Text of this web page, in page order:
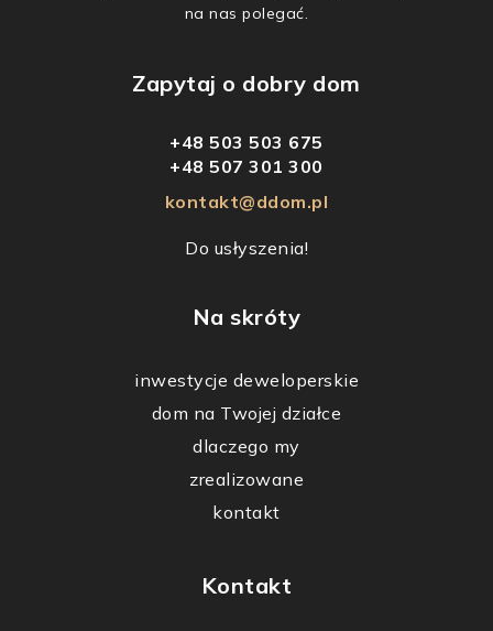
na nas polegać.
Zapytaj o dobry dom
+48 503 503 675
+48 507 301 300
kontakt@ddom.pl
Do usłyszenia!
Na skróty
inwestycje deweloperskie
dom na Twojej działce
dlaczego my
zrealizowane
kontakt
Kontakt